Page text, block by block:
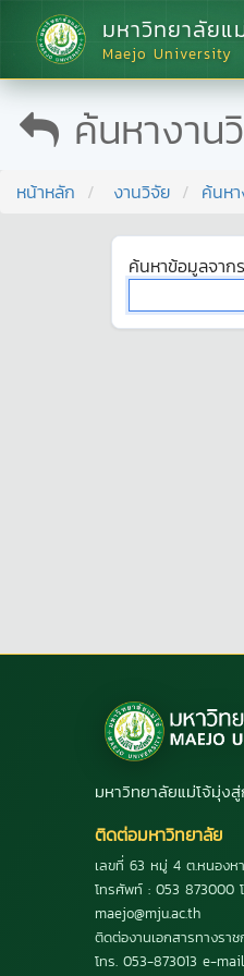
มหาวิทยาลัยแ
Maejo University
ค้นหางาน
หน้าหลัก งานวิจัย ค้นห
ค้นหาข้อมูลจาก
มหาวิทยาลัยแม่โจ้มุ่ง
ติดต่อมหาวิทยาลัย
เลขที่ 63 หมู่ 4 ต.หนองห
โทรศัพท์ : 053 873000
maejo@mju.ac.th
ติดต่องานเอกสารทางรา
โทร. 053-873013 e-